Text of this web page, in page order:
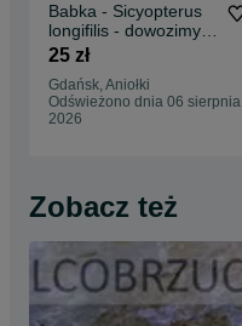
Babka - Sicyopterus
longifilis - dowozimy,
wysyłamy
25 zł
Gdańsk, Aniołki
Odświeżono dnia 06 sierpnia
2026
Zobacz też